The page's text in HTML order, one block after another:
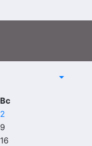
Вс
2
9
16